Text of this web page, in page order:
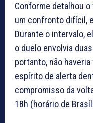
Conforme detalhou
um confronto difícil,
Durante o intervalo,
o duelo envolvia
portanto, não
espírito de alerta
compromisso da
18h (horário de